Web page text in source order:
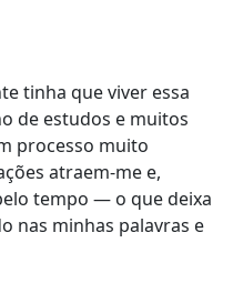
tinha que viver essa
de estudos e muitos
processo muito
atraem-me e,
tempo — o que deixa
nas minhas palavras e